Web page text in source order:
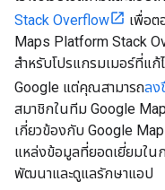
Stack Overflow
เพื่อต
Maps Platform Stack
สำหรับโปรแกรมเมอร์ที่แก้
Google แต่คุณสามารถลง
สมาชิกในทีม Google
เกี่ยวข้องกับ Google
แหล่งข้อมูลที่ยอดเยี่ยมใน
พัฒนาและดูแลรักษาแอป